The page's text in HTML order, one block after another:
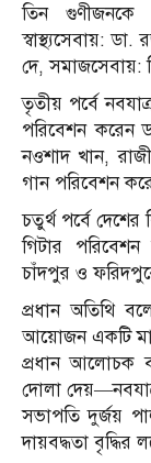
তিন গুণীজনকে
স্বাস্থ্যসেবায়:
দে, সমাজসেবায়:
তৃতীয় পর্বে
পরিবেশন করেন
নওশাদ খান,
গান পরিবেশন
চতুর্থ পর্বে
গিটার পরিবেশন
চাঁদপুর ও
প্রধান অতিথি
আয়োজন একটি
প্রধান আলোচক
দোলা
সভাপতি দুর্জয়
দায়বদ্ধতা বৃদ্ধির